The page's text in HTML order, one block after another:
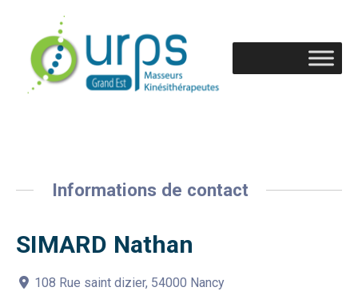
Informations de contact
SIMARD Nathan
108 Rue saint dizier, 54000 Nancy